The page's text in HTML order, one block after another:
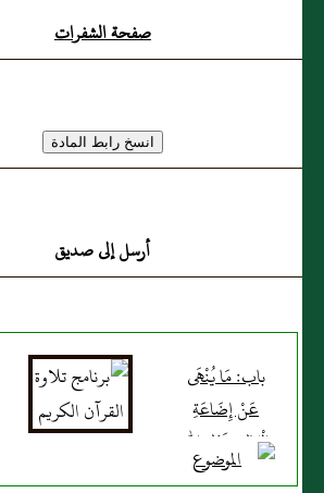
صفحة الشفرات
أرسل إلى صديق
باب: مَا يُنْهَى
عَنْ إِضَاعَةِ
الْمَالِ وَقَوْلِ اللَّهِ
تَعَالَى {وَاللَّهُ لا